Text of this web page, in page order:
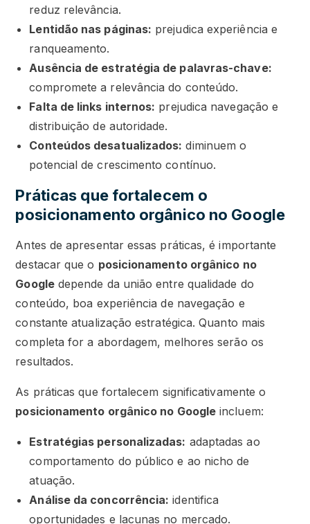
reduz relevância.
Lentidão nas páginas: prejudica experiência e
ranqueamento.
Ausência de estratégia de palavras-chave:
compromete a relevância do conteúdo.
Falta de links internos: prejudica navegação e
distribuição de autoridade.
Conteúdos desatualizados: diminuem o
potencial de crescimento contínuo.
Práticas que fortalecem o
posicionamento orgânico no Google
Antes de apresentar essas práticas, é importante
destacar que o posicionamento orgânico no
Googledepende da união entre qualidade do
conteúdo, boa experiência de navegação e
constante atualização estratégica. Quanto mais
completa for a abordagem, melhores serão os
resultados.
As práticas que fortalecem significativamente o
posicionamento orgânico no Google incluem:
Estratégias personalizadas: adaptadas ao
comportamento do público e ao nicho de
atuação.
Análise da concorrência: identifica
oportunidades e lacunas no mercado.